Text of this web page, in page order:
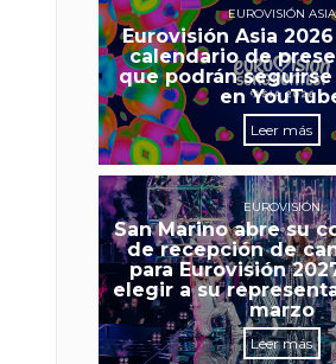
EUROVISIÓN ASIA
Eurovisión Asia
calendario de
que podrán
en
Leer más
EUROVISIÓN
San Marino abre su
de recepción de
para Eurovisión
elegir a su
marzo
Leer más